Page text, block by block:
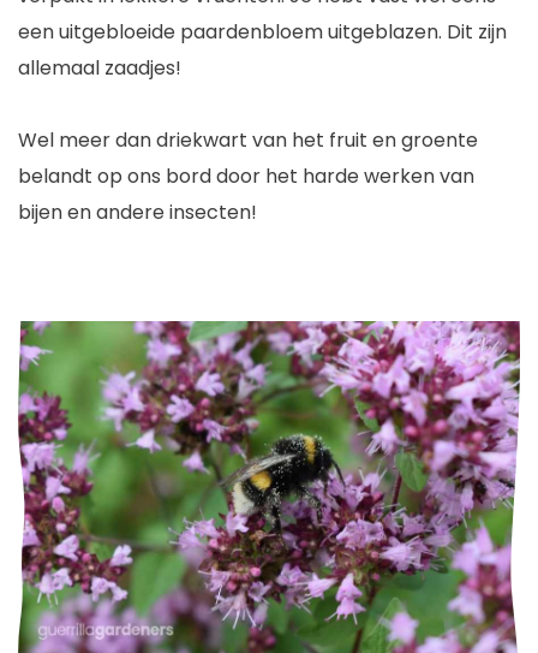
een uitgebloeide paardenbloem uitgeblazen. Dit zijn
allemaal zaadjes!
Wel meer dan driekwart van het fruit en groente
belandt op ons bord door het harde werken van
bijen en andere insecten!